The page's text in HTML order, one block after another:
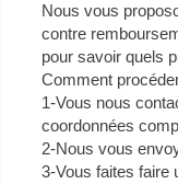
Nous vous
contre
pour savoir quels
Comment
1-Vous nous
coordonnées
2-Nous vous
3-Vous faites faire